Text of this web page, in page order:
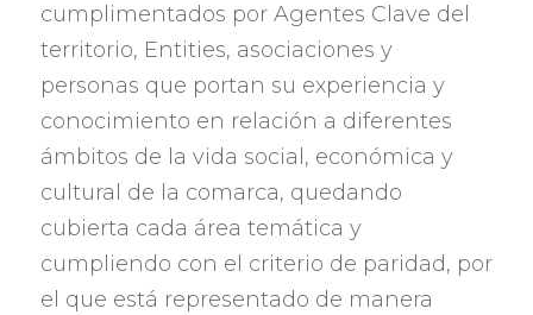
cumplimentados por Agentes Clave del
territorio, Entities, asociaciones y
personas que portan su experiencia y
conocimiento en relación a diferentes
ámbitos de la vida social , económica y
cultural de la comarca, quedando
cubierta cada área temática y
cumpliendo con el criterio de paridad, por
el que está representado de manera